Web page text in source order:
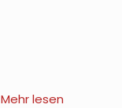
Mehr lesen